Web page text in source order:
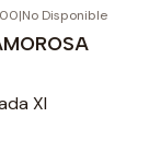
|No Disponible
Xl